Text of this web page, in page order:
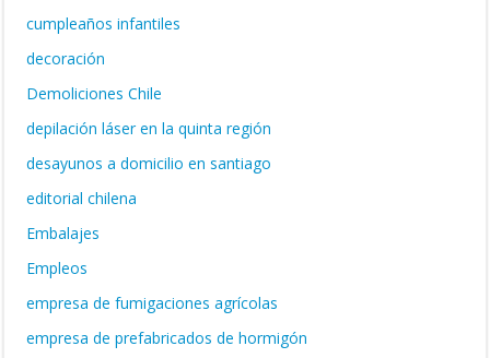
cumpleaños infantiles
decoración
Demoliciones Chile
depilación láser en la quinta región
desayunos a domicilio en santiago
editorial chilena
Embalajes
Empleos
empresa de fumigaciones agrícolas
empresa de prefabricados de hormigón